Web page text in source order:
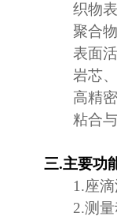
织物
聚合
表面
岩芯
高精
粘合
三.主要功
1.座
2.测